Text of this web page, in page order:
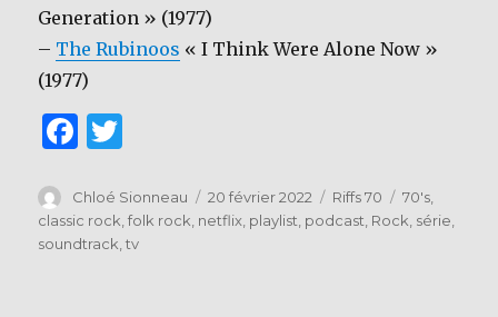
Generation » (1977)
– The Rubinoos « I Think Were Alone Now »
(1977)
F
c
e
it
te
Auteur
Chloé Sionneau
Publié
le
20 février 2022 Catégories
Riffs 70 Étiquettes
70's,
classic rock,folk rock, netflix, playlist, podcast, Rock, série,
soundtrack,tv